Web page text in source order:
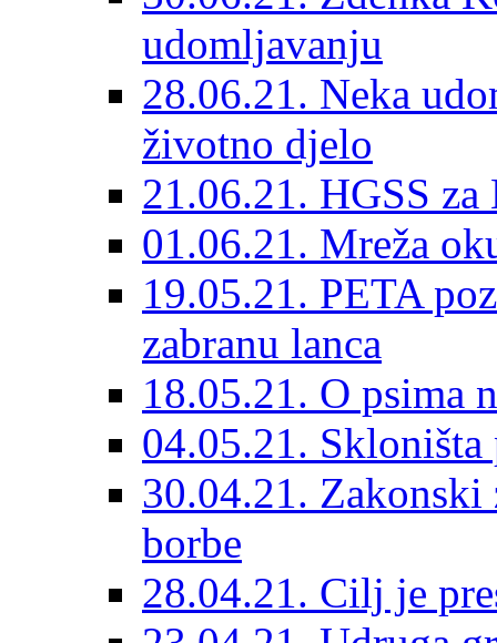
udomljavanju
28.06.21. Neka
životno djelo
21.06.21. HGSS za
01.06.21. Mreža
19.05.21. PETA
zabranu lanca
18.05.21. O psima
04.05.21.
30.04.21. Zakonski
borbe
28.04.21. Cilj je